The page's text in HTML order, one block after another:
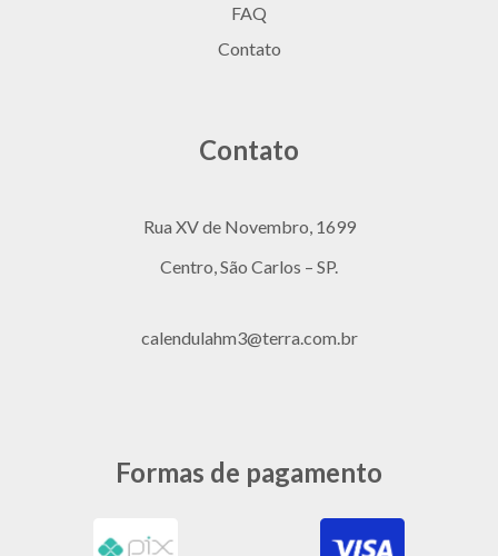
FAQ
Contato
Contato
Rua XV de Novembro, 1699
Centro, São Carlos – SP.
calendulahm3@terra.com.br
Formas de pagamento